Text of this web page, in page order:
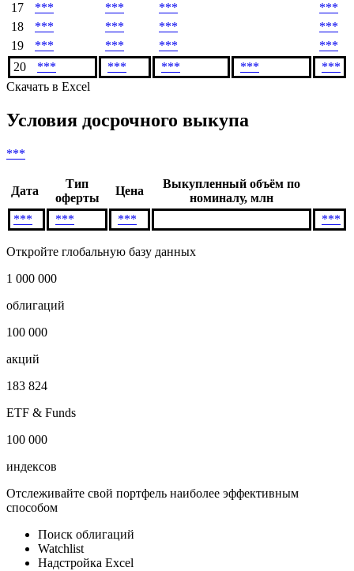
17
*** *** ***
***
18
*** *** ***
***
19
*** *** ***
***
20
*** *** *** ***
***
Скачать в Excel
Условия досрочного выкупа
***
Дата
Тип
оферты
Цена
Выкупленный объём по
номиналу, млн
***
*** *** ***
Откройте глобальную базу данных
1 000 000
облигаций
100 000
акций
183 824
ETF & Funds
100 000
индексов
Отслеживайте свой портфель наиболее эффективным
способом
Поиск облигаций
Watchlist
Надстройка Excel